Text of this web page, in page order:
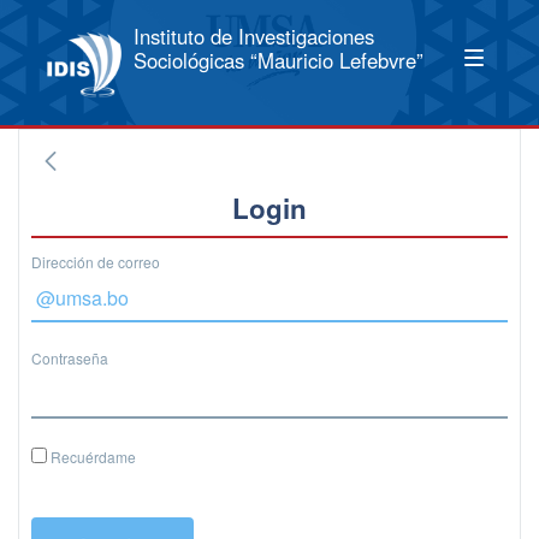
Instituto de Investigaciones
Sociológicas “Mauricio Lefebvre”
Login
Dirección de correo
Contraseña
Recuérdame